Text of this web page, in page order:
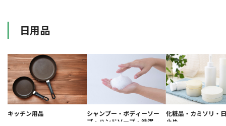
日用品
キッチン用品
シャンプー・ボディーソー
プ・ハンドソープ・洗濯洗
化粧品・カミソリ・
止め